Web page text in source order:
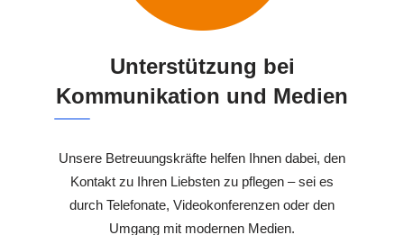
Unterstützung bei
Kommunikation und Medien
Unsere Betreuungskräfte helfen Ihnen dabei, den
Kontakt zu Ihren Liebsten zu pflegen – sei es
durch Telefonate, Videokonferenzen oder den
Umgang mit modernen Medien.